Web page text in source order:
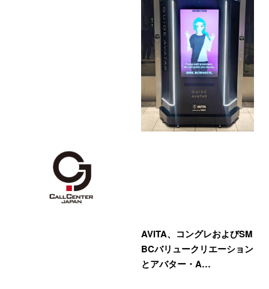
AVITA、コングレおよびSM
BCバリュークリエーション
とアバター・A…